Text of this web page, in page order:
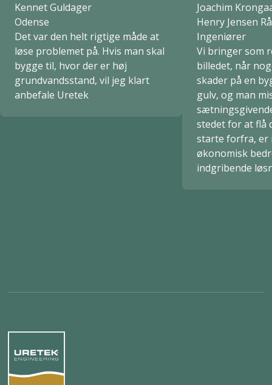
Kennet Guldager
Odense
Det var den helt rigtige måde at
løse problemet på. Hvis man skal
bygge til, hvor der er høj
grundvandsstand, vil jeg klart
anbefale Uretek
Joachim
Henry Jensen
Ingeniører
Vi bringer som
billedet, når
skader på en
gulv, og man
stedet for at flå
starte forfra, er
økonomisk
indgribende